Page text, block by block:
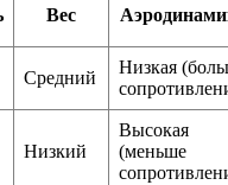
Вес
Средний
Низкая
Низкий
Высокая
(меньше